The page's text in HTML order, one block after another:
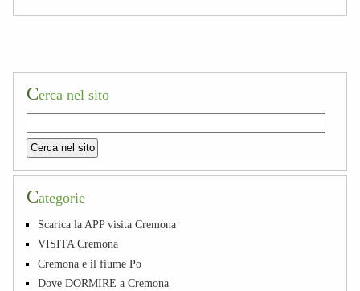
Cerca nel sito
Categorie
Scarica la APP visita Cremona
VISITA Cremona
Cremona e il fiume Po
Dove DORMIRE a Cremona